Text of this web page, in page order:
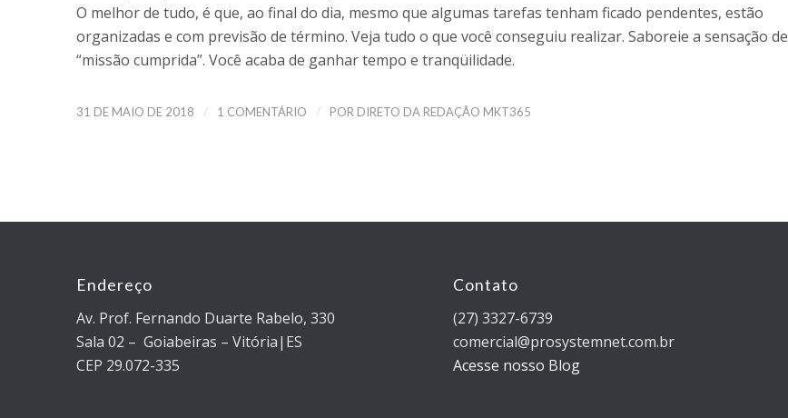
O melhor de tudo, é que, ao final do dia, mesmo que algumas tarefas tenham ficado pendentes, estão
organizadas e com previsão de término. Veja tudo o que você conseguiu realizar. Saboreie a sensação de
“missão cumprida”. Você acaba de ganhar tempo e tranqüilidade.
31 DE MAIO DE 2018 / 1 COMENTÁRIO / POR DIRETO DA REDAÇÃO MKT365
Endereço
Av. Prof. Fernando Duarte Rabelo, 330
Sala 02 – Goiabeiras – Vitória|ES
CEP 29.072-335
Contato
(27) 3327-6739
comercial@prosystemnet.com.br
Acesse nosso Blog